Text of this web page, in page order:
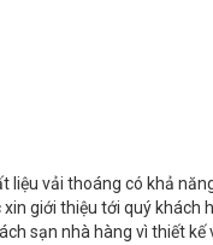
vải thoáng có khả
giới thiệu tới quý
sạn nhà hàng vì thiết kế